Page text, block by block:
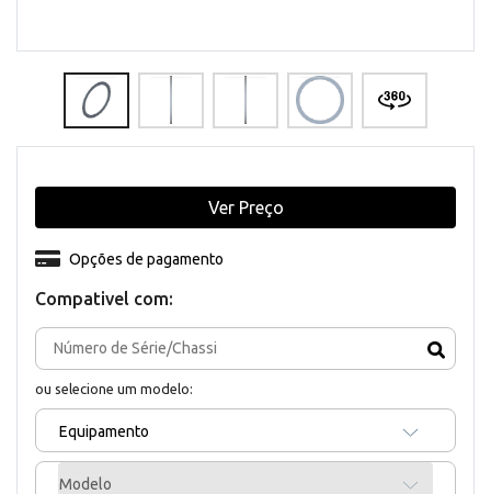
Compativel com:
ou selecione um modelo:
Equipamento
Modelo
Opções de pagamento
Ver Preço